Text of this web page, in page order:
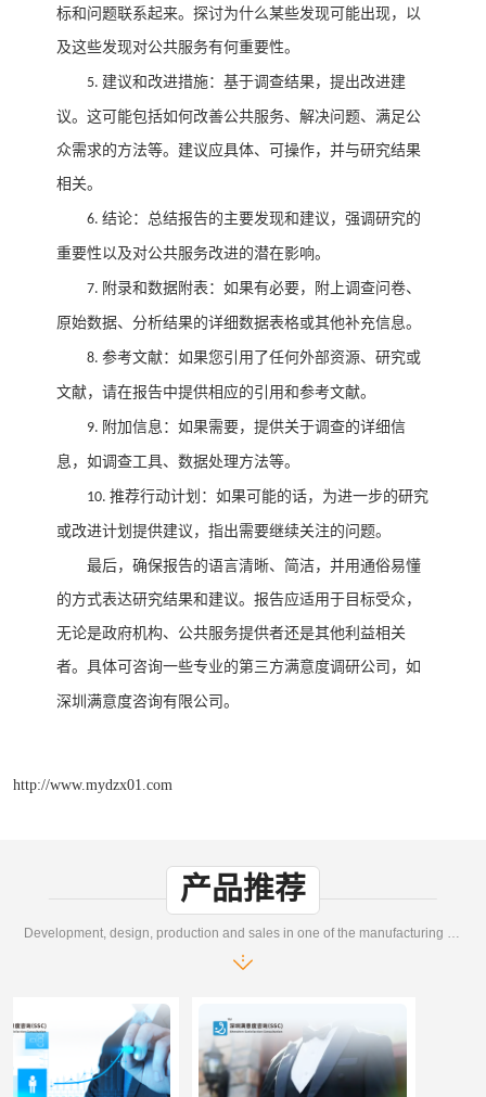
标和问题联系起来。探讨为什么某些发现可能出现，以
及这些发现对公共服务有何重要性。
5. 建议和改进措施：基于调查结果，提出改进建
议。这可能包括如何改善公共服务、解决问题、满足公
众需求的方法等。建议应具体、可操作，并与研究结果
相关。
6. 结论：总结报告的主要发现和建议，强调研究的
重要性以及对公共服务改进的潜在影响。
7. 附录和数据附表：如果有必要，附上调查问卷、
原始数据、分析结果的详细数据表格或其他补充信息。
8. 参考文献：如果您引用了任何外部资源、研究或
文献，请在报告中提供相应的引用和参考文献。
9. 附加信息：如果需要，提供关于调查的详细信
息，如调查工具、数据处理方法等。
10. 推荐行动计划：如果可能的话，为进一步的研究
或改进计划提供建议，指出需要继续关注的问题。
最后，确保报告的语言清晰、简洁，并用通俗易懂
的方式表达研究结果和建议。报告应适用于目标受众，
无论是政府机构、公共服务提供者还是其他利益相关
者。 具体可咨询一些专业的第三方满意度调研公司 ， 如
深圳满意度咨询有限公司。
http://www.mydzx01.com
产品推荐